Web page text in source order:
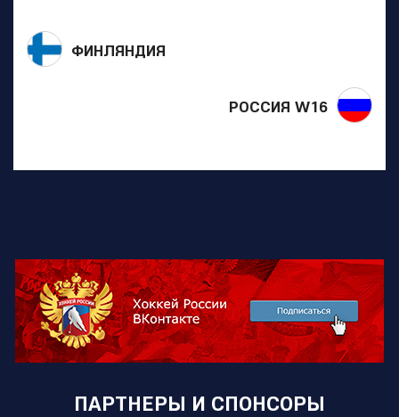
ФИНЛЯНДИЯ
РОССИЯ W16
ПАРТНЕРЫ И СПОНСОРЫ